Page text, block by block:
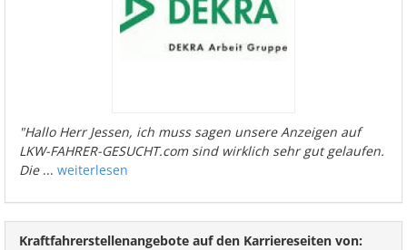
"Hallo Herr Jessen, ich muss sagen unsere Anzeigen auf
LKW-FAHRER-GESUCHT.com sind wirklich sehr gut gelaufen.
Die... weiterlesen
Kraftfahrerstellenangebote auf den Karriereseiten von: